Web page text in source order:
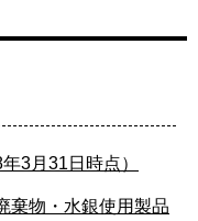
3月31日時点）
棄物・水銀使用製品